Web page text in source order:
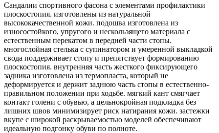
Сандалии спортивного фасона с элементами профилактики
плоскостопия. изготовлены из натуральной
высококачественной кожи. подошва изготовлена из
износостойкого, упругого и нескользящего материала с
естественным перекатом в передней части стопы.
многослойная стелька с супинатором и умеренной выкладкой
свода поддерживает стопу и препятствует формированию
плоскостопия. внутренняя часть жесткого фиксирующего
задника изготовлена из термопласта, который не
деформируется и держит заднюю часть стопы в естественно-
правильном положении при ходьбе. мягкий кант смягчает
контакт голени с обувью, а цельнокройная подкладка без
лишних швов минимизирует риск натирания кожи. застежки
вкупе с широкой раскрываемостью моделей обеспечивают
идеальную подгонку обуви по полноте.